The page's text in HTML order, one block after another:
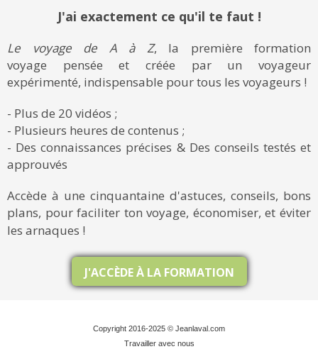
J'ai exactement ce qu'il te faut !
Le voyage de A à Z, la première formation
voyage pensée et créée par un voyageur
expérimenté, indispensable pour tous les voyageurs !
- Plus de 20 vidéos ;
- Plusieurs heures de contenus ;
- Des connaissances précises & Des conseils testés et
approuvés
Accède à une cinquantaine d'astuces, conseils, bons
plans, pour faciliter ton voyage, économiser, et éviter
les arnaques !
J'ACCÈDE À LA FORMATION
Copyright 2016-2025 © Jeanlaval.com
Travailler avec nous